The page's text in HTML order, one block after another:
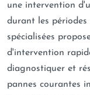
une intervention
durant les périodes
spécialisées
d'intervention
diagnostiquer et
pannes courantes